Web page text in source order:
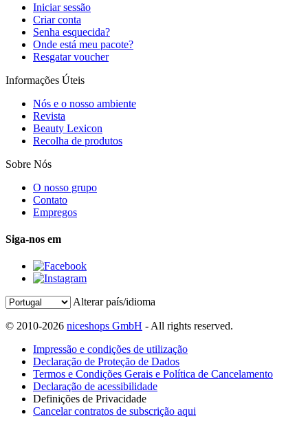
Iniciar sessão
Criar conta
Senha esquecida?
Onde está meu pacote?
Resgatar voucher
Informações Úteis
Nós e o nosso ambiente
Revista
Beauty Lexicon
Recolha de produtos
Sobre Nós
O nosso grupo
Contato
Empregos
Siga-nos em
Alterar país/idioma
© 2010-2026 niceshops GmbH - All rights reserved.
Impressão e condições de utilização
Declaração de Proteção de Dados
Termos e Condições Gerais e Política de Cancelamento
Declaração de acessibilidade
Definições de Privacidade
Cancelar contratos de subscrição aqui